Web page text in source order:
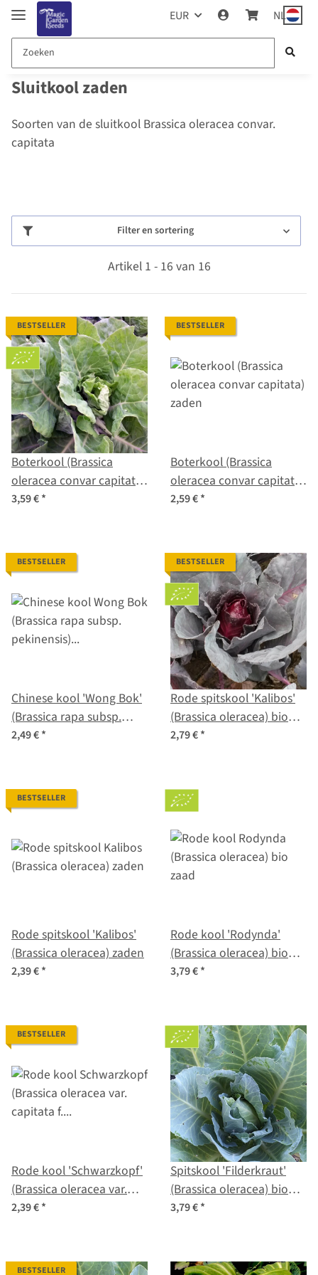
EUR NL
Sluitkool zaden
Soorten van de sluitkool Brassica oleracea convar.
capitata
Filter en sortering
Artikel 1 - 16 van 16
BESTSELLER
Boterkool (Brassica
oleracea convar capitata)
bio zaad
3,59 €*
BESTSELLER
Boterkool (Brassica
oleracea convar capitata)
zaden
2,59 €*
BESTSELLER
Chinese kool 'Wong Bok'
(Brassica rapa subsp.
pekinensis) zaden
2,49 €*
BESTSELLER
Rode spitskool 'Kalibos'
(Brassica oleracea) bio
zaad
2,79 €*
BESTSELLER
Rode spitskool 'Kalibos'
(Brassica oleracea) zaden
2,39 €*
Rode kool 'Rodynda'
(Brassica oleracea) bio
zaad
3,79 €*
BESTSELLER
Rode kool 'Schwarzkopf'
(Brassica oleracea var.
capitata f. rubra) zaden
2,39 €*
Spitskool 'Filderkraut'
(Brassica oleracea) bio
zaad
3,79 €*
BESTSELLER